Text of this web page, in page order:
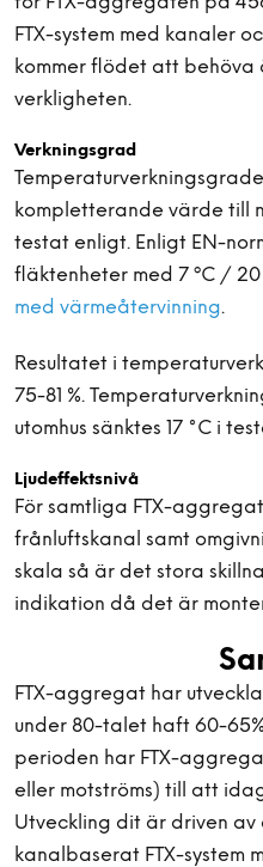
FTX-system med kanaler
kommer flödet att behöva
verkligheten.
Verkningsgrad
kompletterande värde till
testat enligt. Enligt EN-
fläktenheter med 7 ºC / 20
med värmeåtervinning.
Resultatet i
75-81 %.
utomhus sänktes 17 °C i
Ljudeffektsnivå
För samtliga FTX-
frånluftskanal samt
skala så är det stora
indikation då det är
FTX-aggregat har
under 80-talet haft 60-
perioden har FTX-
eller motströms) till att
Utveckling dit är driven
kanalbaserat FTX-system